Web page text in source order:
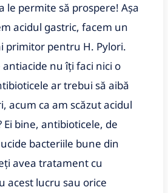
le permite să prospere! Așa
acidul gastric, facem un
primitor pentru H. Pylori.
antiacide nu îți faci nici o
ar trebui să aibă
acum ca am scăzut acidul
bine, antibioticele, de
bacteriile bune din
avea tratament cu
acest lucru sau orice